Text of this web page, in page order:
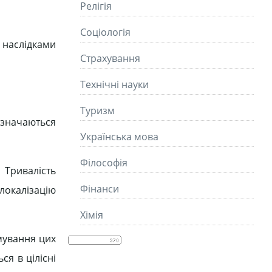
цих
в цілісні
Релігія
Соціологія
Страхування
Технічні науки
Туризм
Українська мова
Філософія
Фінанси
Хімія